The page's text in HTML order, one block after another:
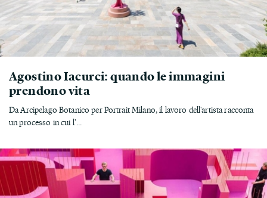
Agostino Iacurci: quando le immagini
prendono vita
Da Arcipelago Botanico per Portrait Milano, il lavoro dell'artista racconta
un processo in cui l'...